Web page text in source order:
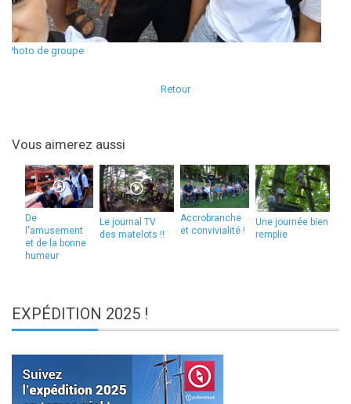
Photo de groupe
Retour
Vous aimerez aussi
De
l'amusement
et de la bonne
humeur
Le journal TV
des matelots !!
Accrobranche
et convivialité !
Une journée bien
remplie
EXPÉDITION 2025 !